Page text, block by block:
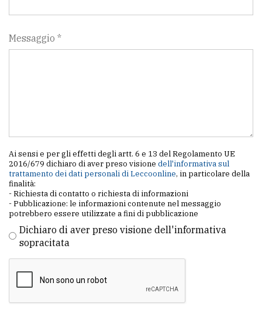
Messaggio *
Ai sensi e per gli effetti degli artt. 6 e 13 del Regolamento UE
2016/679 dichiaro di aver preso visione dell'informativa sul
trattamento dei dati personali di Leccoonline, in particolare della
finalità:
- Richiesta di contatto o richiesta di informazioni
- Pubblicazione: le informazioni contenute nel messaggio
potrebbero essere utilizzate a fini di pubblicazione
Dichiaro di aver preso visione dell'informativa
sopracitata